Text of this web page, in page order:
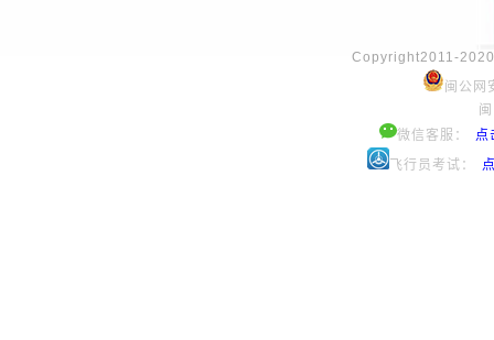
Copyright2011-2020
闽公
微信客服：
点
飞行员考试：